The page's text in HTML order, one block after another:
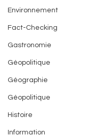
Environnement
Fact-Checking
Gastronomie
Géopolitique
Géographie
Géopolitique
Histoire
Information